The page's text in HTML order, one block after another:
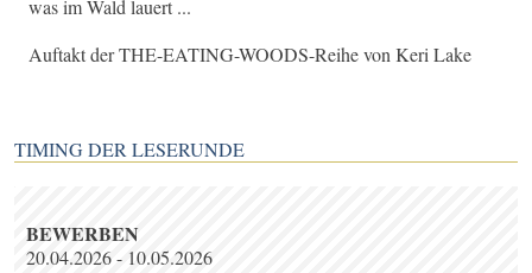
was im Wald lauert ...
Auftakt der THE-EATING-WOODS-Reihe von Keri Lake
TIMING DER LESERUNDE
BEWERBEN
20.04.2026 - 10.05.2026